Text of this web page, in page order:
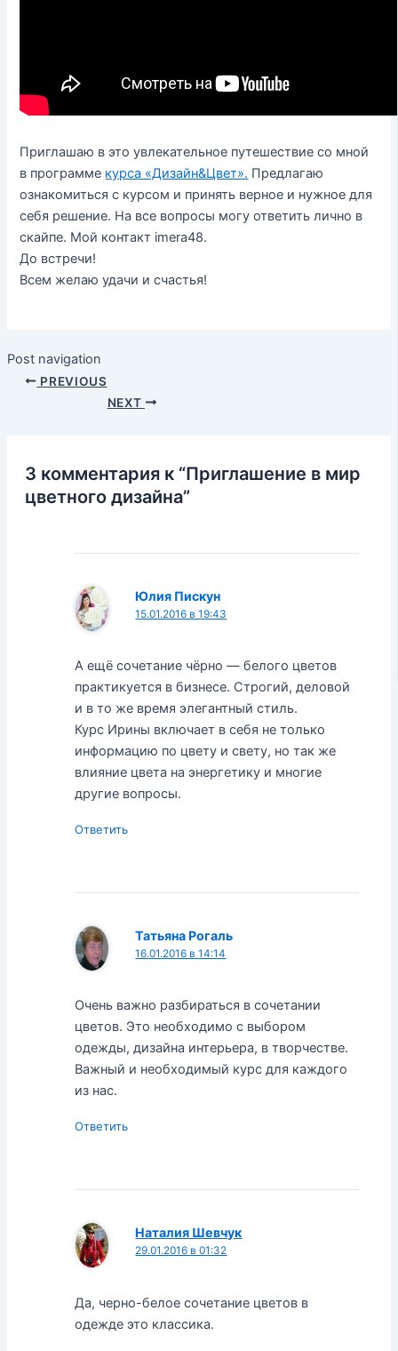
Приглашаю в это увлекательное путешествие со мной
в программе курса «Дизайн&Цвет». Предлагаю
ознакомиться с курсом и принять верное и нужное для
себя решение. На все вопросы могу ответить лично в
скайпе. Мой контакт imera48.
До встречи!
Всем желаю удачи и счастья!
Post navigation
PREVIOUS
NEXT
3 комментария к “Приглашение в мир
цветного дизайна”
Юлия Пискун
15.01.2016 в 19:43
А ещё сочетание чёрно — белого цветов
практикуется в бизнесе. Строгий, деловой
и в то же время элегантный стиль.
Курс Ирины включает в себя не только
информацию по цвету и свету, но так же
влияние цвета на энергетику и многие
другие вопросы.
Ответить
Татьяна Рогаль
16.01.2016 в 14:14
Очень важно разбираться в сочетании
цветов. Это необходимо с выбором
одежды, дизайна интерьера, в творчестве.
Важный и необходимый курс для каждого
из нас.
Ответить
Наталия Шевчук
29.01.2016 в 01:32
Да, черно-белое сочетание цветов в
одежде это классика.